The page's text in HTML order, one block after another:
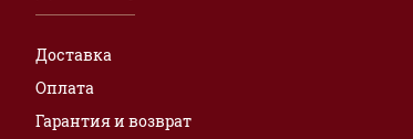
Доставка
Оплата
Гарантия и возврат